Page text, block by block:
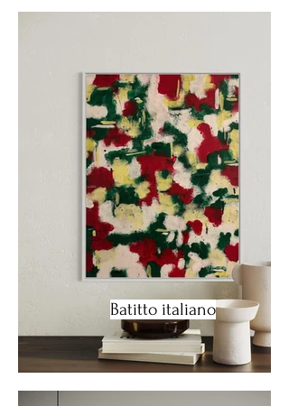
Batitto italiano